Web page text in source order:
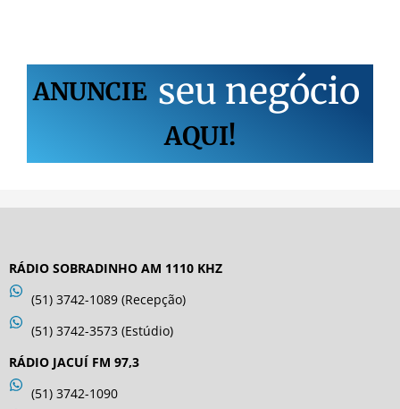
ANUNCIE seu negócio
AQUI!
RÁDIO SOBRADINHO AM 1110 KHZ
(51) 3742-1089 (Recepção)
(51) 3742-3573 (Estúdio)
RÁDIO JACUÍ FM 97,3
(51) 3742-1090